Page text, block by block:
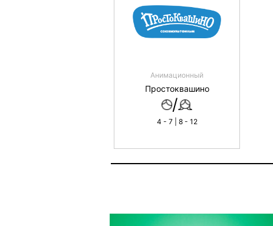
Анимационный
Простоквашино
/
4 - 7 | 8 - 12